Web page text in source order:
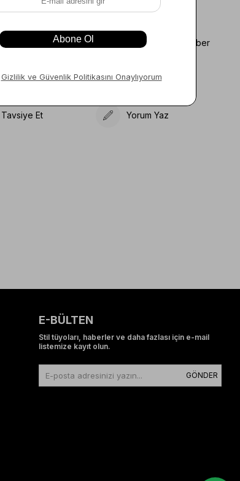
Favorilere Ekle Koleksiyona Ekle
Karşılaştır
Fiyat Düşünce Haber
Gelince Haber Ver
Tavsiye Et Yorum Yaz
E-BÜLTEN
Stil tüyoları, haberler ve daha fazlası için e-mail
listemize kayıt olun.
GÖNDER